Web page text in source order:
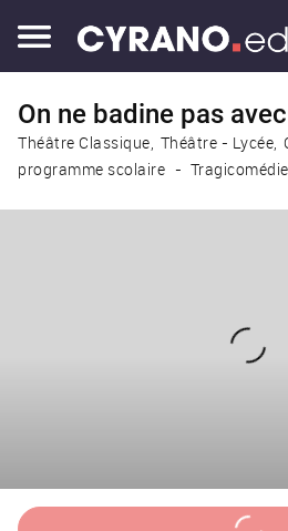
On ne badine pas
Théâtre Classique Théâtre - Lycée
programme scolaire
Tragicomédie